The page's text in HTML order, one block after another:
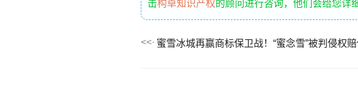
击构卓知识产权的顾问进行咨询，他们会给您详
蜜雪冰城再赢商标保卫战！“蜜念雪”被判侵权